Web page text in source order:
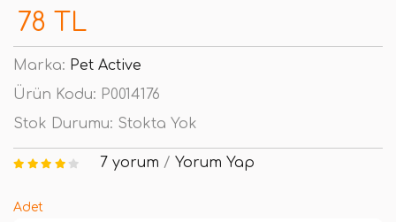
78 TL
Marka: Pet Active
Ürün Kodu: P0014176
Stok Durumu: Stokta Yok
7 yorum / Yorum Yap
Adet